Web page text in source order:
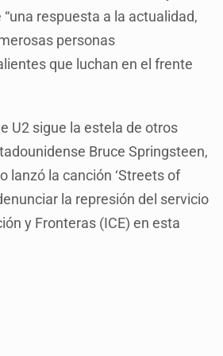
respuesta a la actualidad,
personas
que luchan en el frente
U2 sigue la estela de otros
Bruce Springsteen,
lanzó la canción ‘Streets of
la represión del servicio
y Fronteras (ICE) en esta